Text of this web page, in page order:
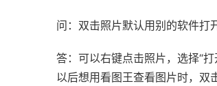
问：双击照片默认用别的软件打
答：可以右键点击照片，选择“
以后想用看图王查看图片时，双